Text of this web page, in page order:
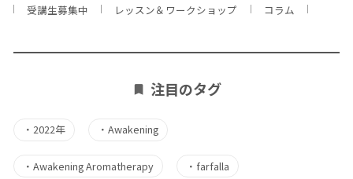
受講生募集中 レッスン＆ワークショップ コラム
注目のタグ
・ 2022年 ・Awakening
・ Awakening Aromatherapy ・ farfalla